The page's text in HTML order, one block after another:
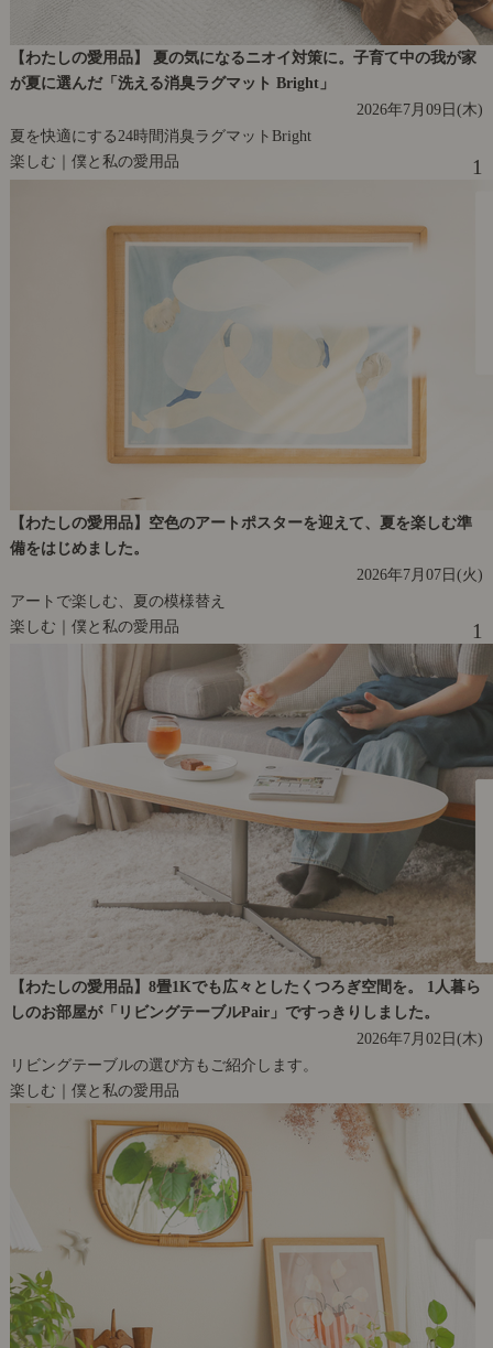
【わたしの愛用品】 夏の気になるニオイ対策に。子育て中の我が家
が夏に選んだ「洗える消臭ラグマット Bright」
2026年7月09日(木)
夏を快適にする24時間消臭ラグマットBright
楽しむ｜僕と私の愛用品
1
【わたしの愛用品】空色のアートポスターを迎えて、夏を楽しむ準
備をはじめました。
2026年7月07日(火)
アートで楽しむ、夏の模様替え
楽しむ｜僕と私の愛用品
1
【わたしの愛用品】8畳1Kでも広々としたくつろぎ空間を。 1人暮ら
しのお部屋が「リビングテーブルPair」ですっきりしました。
2026年7月02日(木)
リビングテーブルの選び方もご紹介します。
楽しむ｜僕と私の愛用品